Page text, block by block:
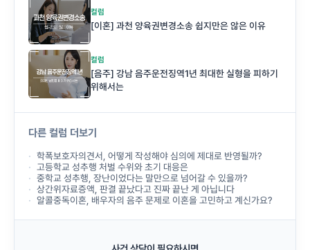
컬럼
[이혼] 과천 양육권변경소송 쉽지만은 않은 이유
컬럼
[음주] 강남 음주운전징역1년 최대한 실형을 피하기
위해서는
다른 컬럼 더보기
학폭보호자의견서, 어떻게 작성해야 심의에 제대로 반영될까?
고등학교 성추행 처벌 수위와 초기 대응은
중학교 성추행, 장난이었다는 말만으로 넘어갈 수 있을까?
상간위자료증액, 판결 끝났다고 진짜 끝난 게 아닙니다
알콜중독이혼, 배우자의 음주 문제로 이혼을 고민하고 계신가요?